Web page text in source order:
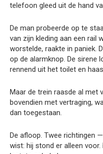
telefoon gleed uit de hand
De man probeerde op te
van zijn kleding aan een rail
worstelde, raakte in paniek.
op de alarmknop. De sirene
rennend uit het toilet en
Maar de trein raasde al met
bovendien met vertraging,
dan toegestaan.
De afloop. Twee richtingen
wist: hij stond er alleen